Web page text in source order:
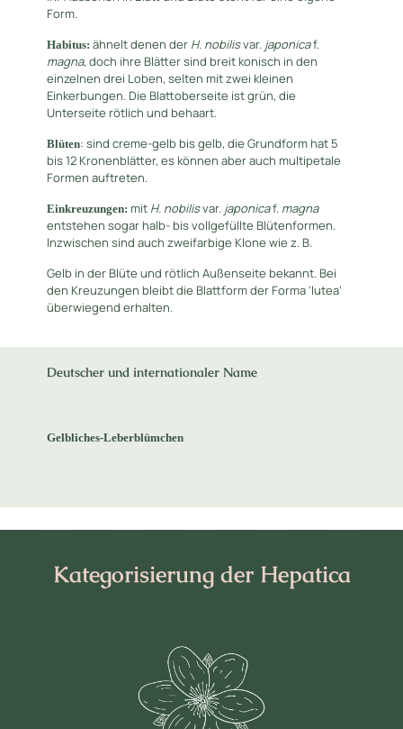
Form.
Habitus: ähnelt denen der H. nobilisvar. japonicaf.
magna,doch ihre Blätter sind breit konisch in den
einzelnen drei Loben, selten mit zwei kleinen
Einkerbungen. Die Blattoberseite ist grün, die
Unterseite rötlich und behaart.
Blüten: sind creme-gelb bis gelb, die Grundform hat 5
bis 12 Kronenblätter, es können aber auch multipetale
Formen auftreten.
Einkreuzungen: mit H. nobilisvar. japonicaf. magna
entstehen sogar halb- bis vollgefüllte Blütenformen.
Inzwischen sind auch zweifarbige Klone wie z. B.
Gelb in der Blüte und rötlich Außenseite bekannt. Bei
den Kreuzungen bleibt die Blattform der Forma ‘lutea‘
überwiegend erhalten.
Deutscher und internationaler Name
Gelbliches-Leberblümchen
Kategorisierung der Hepatica